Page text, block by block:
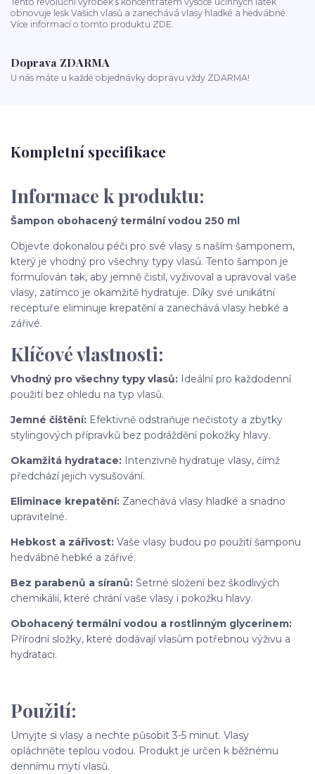
obnovuje lesk Vašich vlasů a zanechává vlasy hladké a hedvábné.
Více informací o tomto produktu ZDE.
Doprava ZDARMA
U nás máte u každé objednávky dopravu vždy ZDARMA!
Kompletní specifikace
Informace k produktu:
Šampon obohacený termální vodou 250 ml
Objevte dokonalou péči pro své vlasy s naším šamponem,
který je vhodný pro všechny typy vlasů. Tento šampon je
formulován tak, aby jemně čistil, vyživoval a upravoval vaše
vlasy, zatímco je okamžitě hydratuje. Díky své unikátní
receptuře eliminuje krepatění a zanechává vlasy hebké a
zářivé.
Klíčové vlastnosti:
Vhodný pro všechny typy vlasů: Ideální pro každodenní
použití bez ohledu na typ vlasů.
Jemné čištění: Efektivně odstraňuje nečistoty a zbytky
stylingových přípravků bez podráždění pokožky hlavy.
Okamžitá hydratace: Intenzivně hydratuje vlasy, čímž
předchází jejich vysušování.
Eliminace krepatění: Zanechává vlasy hladké a snadno
upravitelné.
Hebkost a zářivost: Vaše vlasy budou po použití šamponu
hedvábně hebké a zářivé.
Bez parabenů a síranů: Šetrné složení bez škodlivých
chemikálií, které chrání vaše vlasy i pokožku hlavy.
Obohacený termální vodou a rostlinným glycerinem:
Přírodní složky, které dodávají vlasům potřebnou výživu a
hydrataci.
Použití:
Umyjte si vlasy a nechte působit 3-5 minut. Vlasy
opláchněte teplou vodou. Produkt je určen k běžnému
dennímu mytí vlasů.